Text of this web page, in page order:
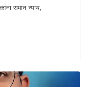
समान न्याय,